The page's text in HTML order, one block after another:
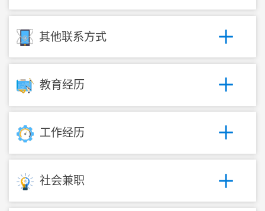
其他联系方式
教育经历
工作经历
社会兼职